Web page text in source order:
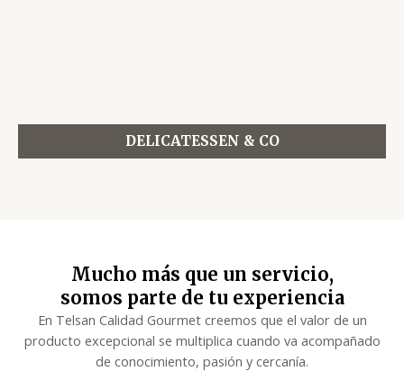
DELICATESSEN & CO
Mucho más que un servicio,
somos parte de tu experiencia
En Telsan Calidad Gourmet creemos que el valor de un
producto excepcional se multiplica cuando va acompañado
de conocimiento, pasión y cercanía.